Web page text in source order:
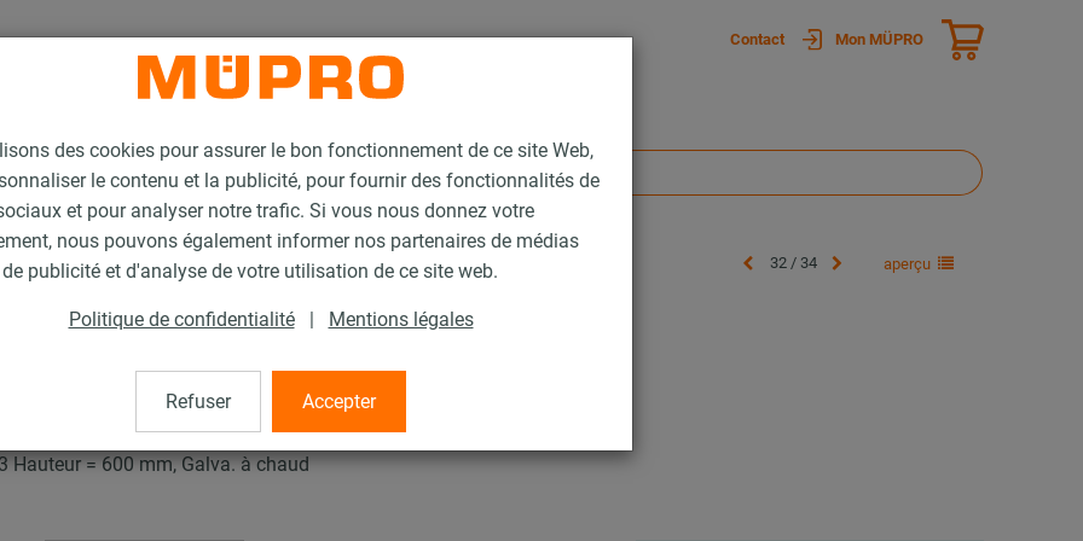
des cookies pour assurer le bon fonctionnement de ce site Web,
le contenu et la publicité, pour fournir des fonctionnalités de
et pour analyser notre trafic. Si vous nous donnez votre
nous pouvons également informer nos partenaires de médias
publicité et d'analyse de votre utilisation de ce site web.
Politique de confidentialité | Mentions légales
Refuser Accepter
Contact Mon MÜPRO
pour la fixation de gaines
Rails d’installation MPT (plage de charge lourde)
32 / 34 aperçu
MPT
Hauteur = 600 mm, Galva. à chaud